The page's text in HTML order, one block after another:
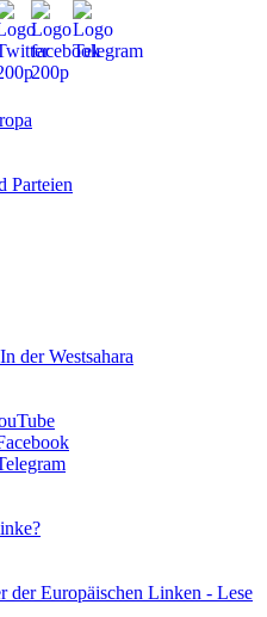
Parteien
der Westsahara
der Europäischen Linken - Lese